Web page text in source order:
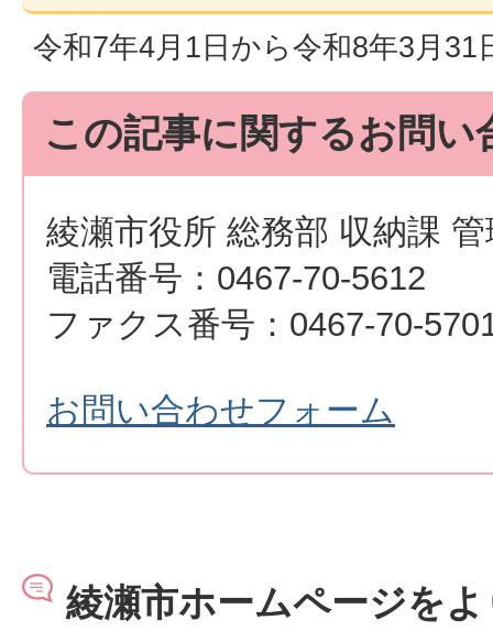
令和7年4月1日から令和8年3月31
この記事に関するお問い
綾瀬市役所 総務部 収納課
電話番号：0467-70-5612
ファクス番号：0467-70-
お問い合わせフォーム
綾瀬市ホームページを